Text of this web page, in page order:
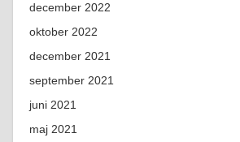
december 2022
oktober 2022
december 2021
september 2021
juni 2021
maj 2021